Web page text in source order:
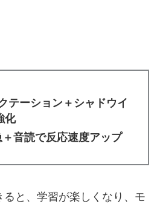
テーション＋シャドウイ
化
音読で反応速度アップ
と、学習が楽しくなり、モ